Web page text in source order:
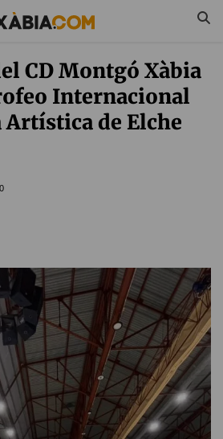
CD Montgó Xàbia
Internacional
Artística de Elche